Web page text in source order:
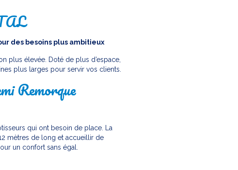
des besoins plus ambitieux
plus élevée. Doté de plus d’espace,
plus larges pour servir vos clients.
Remorque
qui ont besoin de place. La
mètres de long et accueillir de
un confort sans égal.